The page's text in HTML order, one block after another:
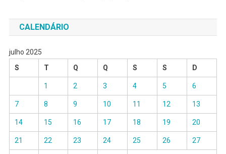
CALENDÁRIO
julho 2025
S
T Q Q S S D
1 2 3 4 5 6
7 8 9 10 11 12 13
14 15 16 17 18 19 20
21 22 23 24 25 26 27